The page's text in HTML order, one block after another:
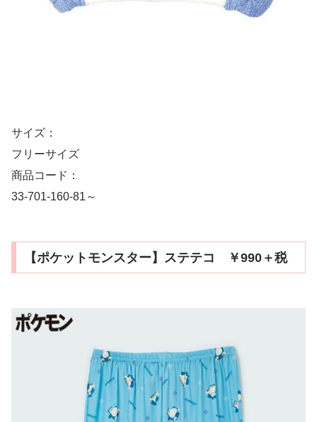
サイズ：
フリーサイズ
商品コード：
33-701-160-81～
【ポケットモンスター】ステテコ ￥990＋税